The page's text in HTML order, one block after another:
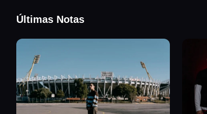
Últimas Notas